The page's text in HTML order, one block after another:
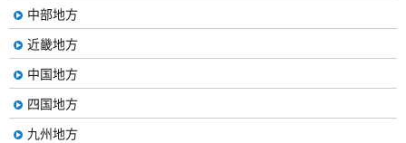
中部地方
近畿地方
中国地方
四国地方
九州地方